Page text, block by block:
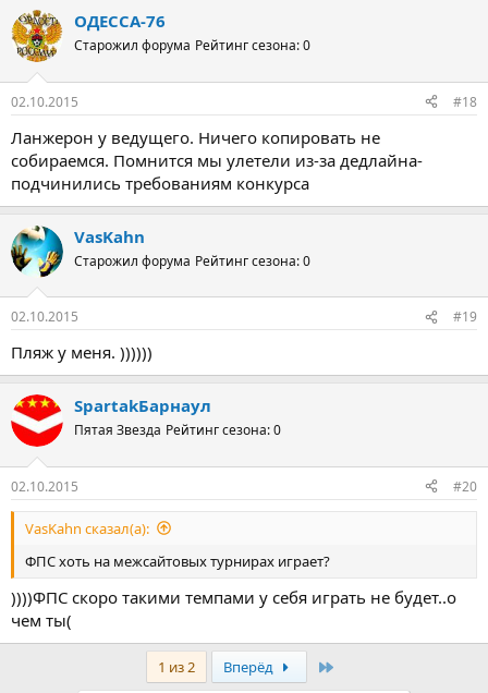
ОДЕССА-76
Старожил форума Рейтинг сезона: 0
02.10.2015 #18
Ланжерон у ведущего. Ничего копировать не
собираемся. Помнится мы улетели из-за дедлайна-
подчинились требованиям конкурса
VasKahn
Старожил форума Рейтинг сезона: 0
02.10.2015 #19
Пляж у меня. ))))))
SpartakБарнаул
Пятая Звезда Рейтинг сезона: 0
02.10.2015 #20
VasKahn сказал(а):
ФПС хоть на межсайтовых турнирах играет?
))))ФПС скоро такими темпами у себя играть не будет..о
чем ты(
1 из 2 Вперёд